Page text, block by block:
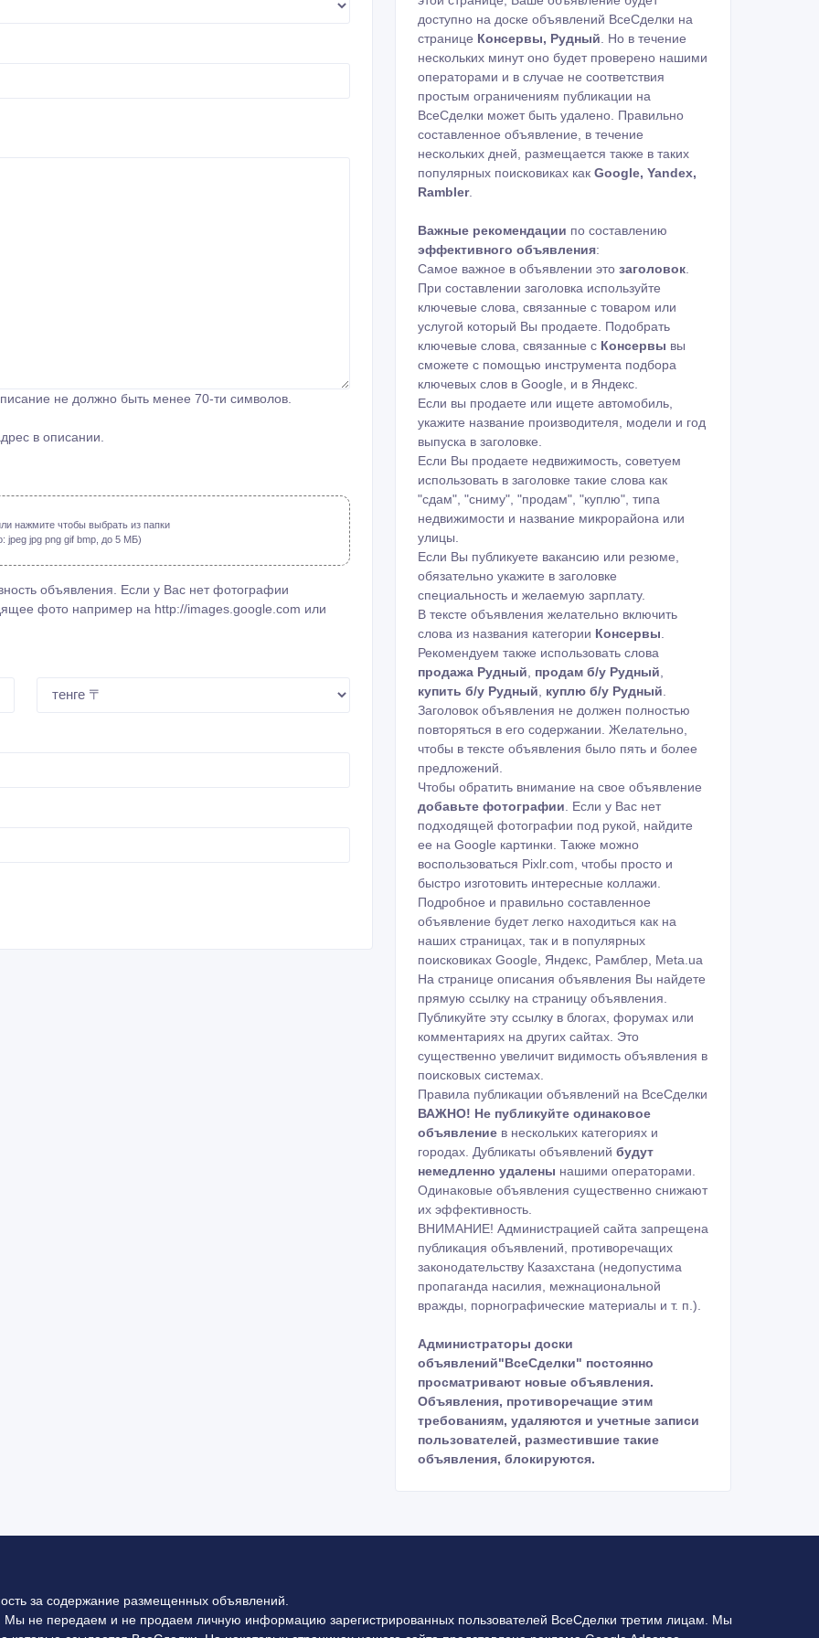
не должно быть менее 70-ти символов.
в описании.
нажмите чтобы выбрать из папки
jpeg jpg png gif bmp, до 5 МБ)
объявления. Если у Вас нет фотографии
фото например на http://images.google.com или
доступно на доске объявлений ВсеСделки на
странице Консервы, Рудный. Но в течение
нескольких минут оно будет проверено нашими
операторами и в случае не соответствия
простым ограничениям публикации на
ВсеСделки может быть удалено. Правильно
составленное объявление, в течение
нескольких дней, размещается также в таких
популярных поисковиках как Google, Yandex,
Rambler.
Важные рекомендации по составлению
эффективного объявления:
Самое важное в объявлении это заголовок.
При составлении заголовка используйте
ключевые слова, связанные с товаром или
услугой который Вы продаете. Подобрать
ключевые слова, связанные с Консервы вы
сможете с помощью инструмента подбора
ключевых слов в Google, и в Яндекс.
Если вы продаете или ищете автомобиль,
укажите название производителя, модели и год
выпуска в заголовке.
Если Вы продаете недвижимость, советуем
использовать в заголовке такие слова как
"сдам", "сниму", "продам", "куплю", типа
недвижимости и название микрорайона или
улицы.
Если Вы публикуете вакансию или резюме,
обязательно укажите в заголовке
специальность и желаемую зарплату.
В тексте объявления желательно включить
слова из названия категории Консервы.
Рекомендуем также использовать слова
продажа Рудный, продам б/у Рудный,
купить б/у Рудный, куплю б/у Рудный.
Заголовок объявления не должен полностью
повторяться в его содержании. Желательно,
чтобы в тексте объявления было пять и более
предложений.
Чтобы обратить внимание на свое объявление
добавьте фотографии. Если у Вас нет
подходящей фотографии под рукой, найдите
ее на Google картинки. Также можно
воспользоваться Pixlr.com, чтобы просто и
быстро изготовить интересные коллажи.
Подробное и правильно составленное
объявление будет легко находиться как на
наших страницах, так и в популярных
поисковиках Google, Яндекс, Рамблер, Meta.ua
На странице описания объявления Вы найдете
прямую ссылку на страницу объявления.
Публикуйте эту ссылку в блогах, форумах или
комментариях на других сайтах. Это
существенно увеличит видимость объявления в
поисковых системах.
Правила публикации объявлений на ВсеСделки
ВАЖНО! Не публикуйте одинаковое
объявление в нескольких категориях и
городах. Дубликаты объявлений будут
немедленно удалены нашими операторами.
Одинаковые объявления существенно снижают
их эффективность.
ВНИМАНИЕ! Администрацией сайта запрещена
публикация объявлений, противоречащих
законодательству Казахстана (недопустима
пропаганда насилия, межнациональной
вражды, порнографические материалы и т. п.).
Администраторы доски
объявлений"ВсеСделки" постоянно
просматривают новые объявления.
Объявления, противоречащие этим
требованиям, удаляются и учетные записи
пользователей, разместившие такие
объявления, блокируются.
за содержание размещенных объявлений.
не передаем и не продаем личную информацию зарегистрированных пользователей ВсеСделки третим лицам. Мы